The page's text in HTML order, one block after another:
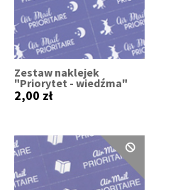
Zestaw naklejek
"Priorytet - wiedźma"
2,00 zł